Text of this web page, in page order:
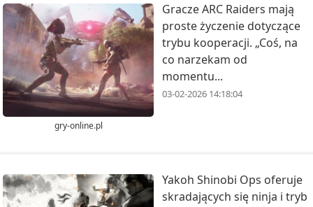
gry-online.pl
Gracze ARC Raiders mają
proste życzenie dotyczące
trybu kooperacji. „Coś, na
co narzekam od
momentu...
03-02-2026 14:18:04
Yakoh Shinobi Ops oferuje
skradających się ninja i tryb